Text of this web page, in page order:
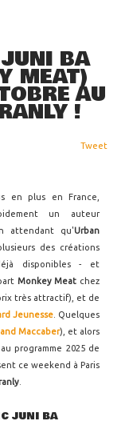
JUNI BA
MEAT)
AU
!
Tweet
en plus en France,
un auteur
attendant qu'Urban
des créations
disponibles - et
Monkey Meat chez
très attractif), et de
Jeunesse. Quelques
Maccaber), et alors
programme 2025 de
ce weekend à Paris
JUNI BA